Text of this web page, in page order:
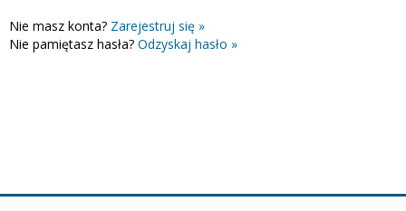
Nie masz konta? Zarejestruj się »
Nie pamiętasz hasła? Odzyskaj hasło »